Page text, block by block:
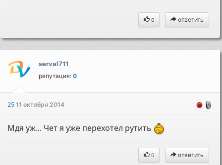
0 ответить
serval711
репутация:0
2511 октября 2014
Мдя уж... Чет я уже перехотел рутить
0 ответить